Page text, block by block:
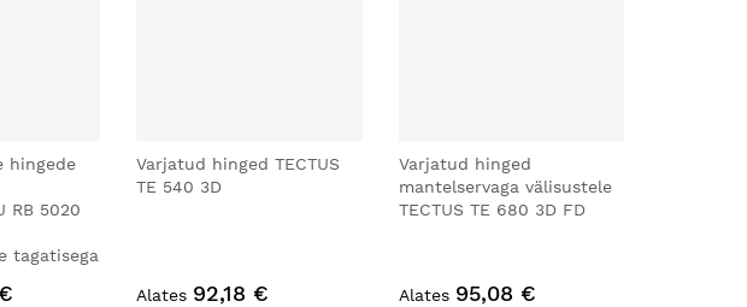
hingede
RB 5020
tagatisega
Varjatud hinged TECTUS
TE 540 3D
Alates 92,18 €
Varjatud hinged
mantelservaga välisustele
TECTUS TE 680 3D FD
Alates 95,08 €